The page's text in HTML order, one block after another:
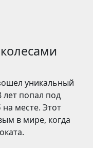
уникальный
лет попал под
на месте. Этот
в мире, когда